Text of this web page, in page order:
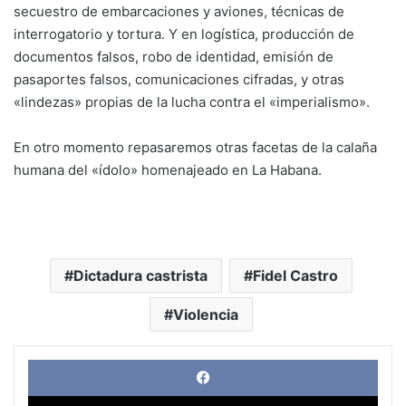
secuestro de embarcaciones y aviones, técnicas de
interrogatorio y tortura. Y en logística, producción de
documentos falsos, robo de identidad, emisión de
pasaportes falsos, comunicaciones cifradas, y otras
«lindezas» propias de la lucha contra el «imperialismo».
En otro momento repasaremos otras facetas de la calaña
humana del «ídolo» homenajeado en La Habana.
Dictadura castrista Fidel Castro
Violencia
X